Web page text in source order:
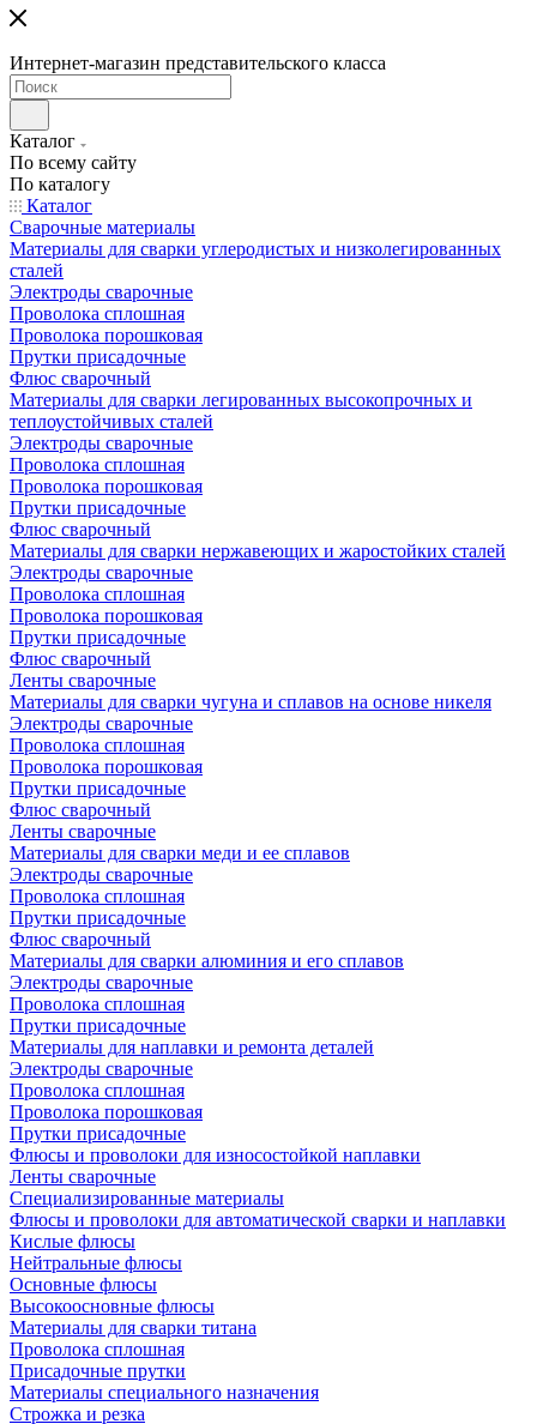
Интернет-магазин представительского класса
Каталог
По всему сайту
По каталогу
Каталог
Сварочные материалы
Материалы для сварки углеродистых и низколегированных
сталей
Электроды сварочные
Проволока сплошная
Проволока порошковая
Прутки присадочные
Флюс сварочный
Материалы для сварки легированных высокопрочных и
теплоустойчивых сталей
Электроды сварочные
Проволока сплошная
Проволока порошковая
Прутки присадочные
Флюс сварочный
Материалы для сварки нержавеющих и жаростойких сталей
Электроды сварочные
Проволока сплошная
Проволока порошковая
Прутки присадочные
Флюс сварочный
Ленты сварочные
Материалы для сварки чугуна и сплавов на основе никеля
Электроды сварочные
Проволока сплошная
Проволока порошковая
Прутки присадочные
Флюс сварочный
Ленты сварочные
Материалы для сварки меди и ее сплавов
Электроды сварочные
Проволока сплошная
Прутки присадочные
Флюс сварочный
Материалы для сварки алюминия и его сплавов
Электроды сварочные
Проволока сплошная
Прутки присадочные
Материалы для наплавки и ремонта деталей
Электроды сварочные
Проволока сплошная
Проволока порошковая
Прутки присадочные
Флюсы и проволоки для износостойкой наплавки
Ленты сварочные
Специализированные материалы
Флюсы и проволоки для автоматической сварки и наплавки
Кислые флюсы
Нейтральные флюсы
Основные флюсы
Высокоосновные флюсы
Материалы для сварки титана
Проволока сплошная
Присадочные прутки
Материалы специального назначения
Строжка и резка